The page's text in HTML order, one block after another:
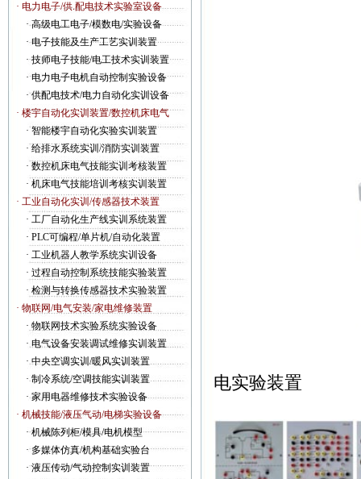
· 电力电子/供.配电技术实验室设备
·高级电工电子/模数电/实验设备
·电子技能及生产工艺实训装置
·技师电子技能/电工技术实训装置
·电力电子电机自动控制实验设备
·供配电技术/电力自动化实训设备
· 楼宇自动化实训装置/数控机床电气
·智能楼宇自动化实验实训装置
· 给排水系统实训/消防实训装置
· 数控机床电气技能实训考核装置
· 机床电气技能培训考核实训装置
· 工业自动化实训/传感器技术装置
· 工厂自动化生产线实训系统装置
· PLC可编程/单片机/自动化装置
· 工业机器人教学系统实训设备
· 过程自动控制系统技能实验装置
· 检测与转换传感器技术实验装置
· 物联网/电气安装/家电维修装置
· 物联网技术实验系统实验设备
·电气设备安装调试维修实训装置
·中央空调实训/暖风实训装置
·制冷系统/空调技能实训装置
·家用电器维修技术实验设备
· 机械技能/液压气动/电梯实验设备
·机械陈列柜/模具/电机模型
·多媒体仿真/机构基础实验台
·液压传动/气动控制实训装置
电实验装置